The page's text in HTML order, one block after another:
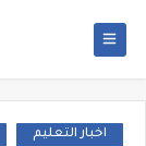
اخبار التعليم